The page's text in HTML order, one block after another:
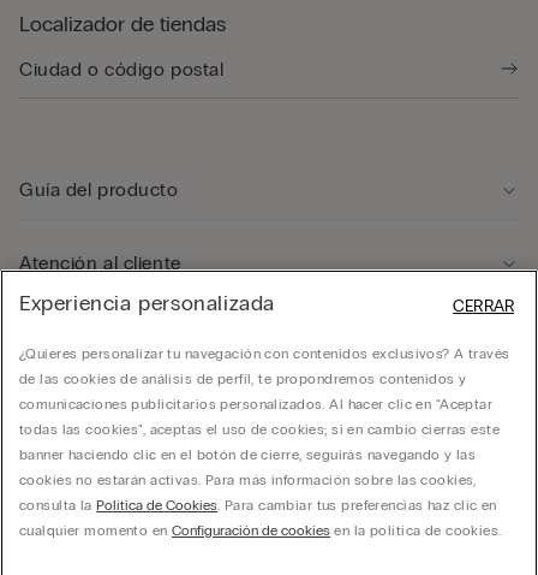
Localizador de tiendas
Guía del producto
Atención al cliente
Empresa
Experiencia personalizada
¿Quieres personalizar tu navegación con contenidos exclusivos? A través
de las cookies de análisis de perfil, te propondremos contenidos y
comunicaciones publicitarios personalizados. Al hacer clic en "Aceptar
todas las cookies", aceptas el uso de cookies; si en cambio cierras este
banner haciendo clic en el botón de cierre, seguirás navegando y las
cookies no estarán activas. Para más información sobre las cookies,
consulta laPolítica de Cookies. Para cambiar tus preferencias haz clic en
cualquier momento enConfiguración de cookies en la política de cookies.
CERRAR